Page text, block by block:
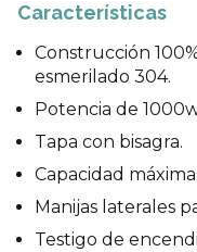
Características
Construcción
esmerilado 304.
Potencia de
Tapa con bisagra.
Capacidad
Manijas laterales
Testigo de